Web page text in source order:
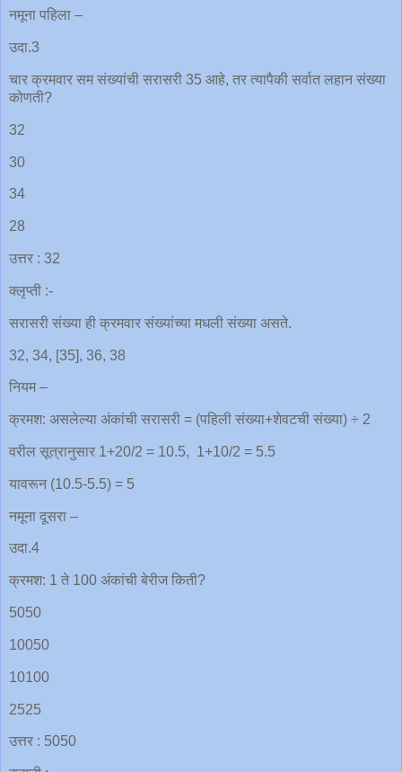
नमूना पहिला –
उदा.3
चार क्रमवार सम संख्यांची सरासरी 35 आहे, तर त्यापैकी सर्वात लहान संख्या
कोणती?
32
30
34
28
उत्तर : 32
क्लृप्ती :-
सरासरी संख्या ही क्रमवार संख्यांच्या मधली संख्या असते.
32, 34, [35], 36, 38
नियम –
क्रमश: असलेल्या अंकांची सरासरी = (पहिली संख्या+शेवटची संख्या) ÷ 2
वरील सूत्रानुसार 1+20/2 = 10.5, 1+10/2 = 5.5
यावरून (10.5-5.5) = 5
नमूना दूसरा –
उदा.4
क्रमश: 1 ते 100 अंकांची बेरीज किती?
5050
10050
10100
2525
उत्तर : 5050